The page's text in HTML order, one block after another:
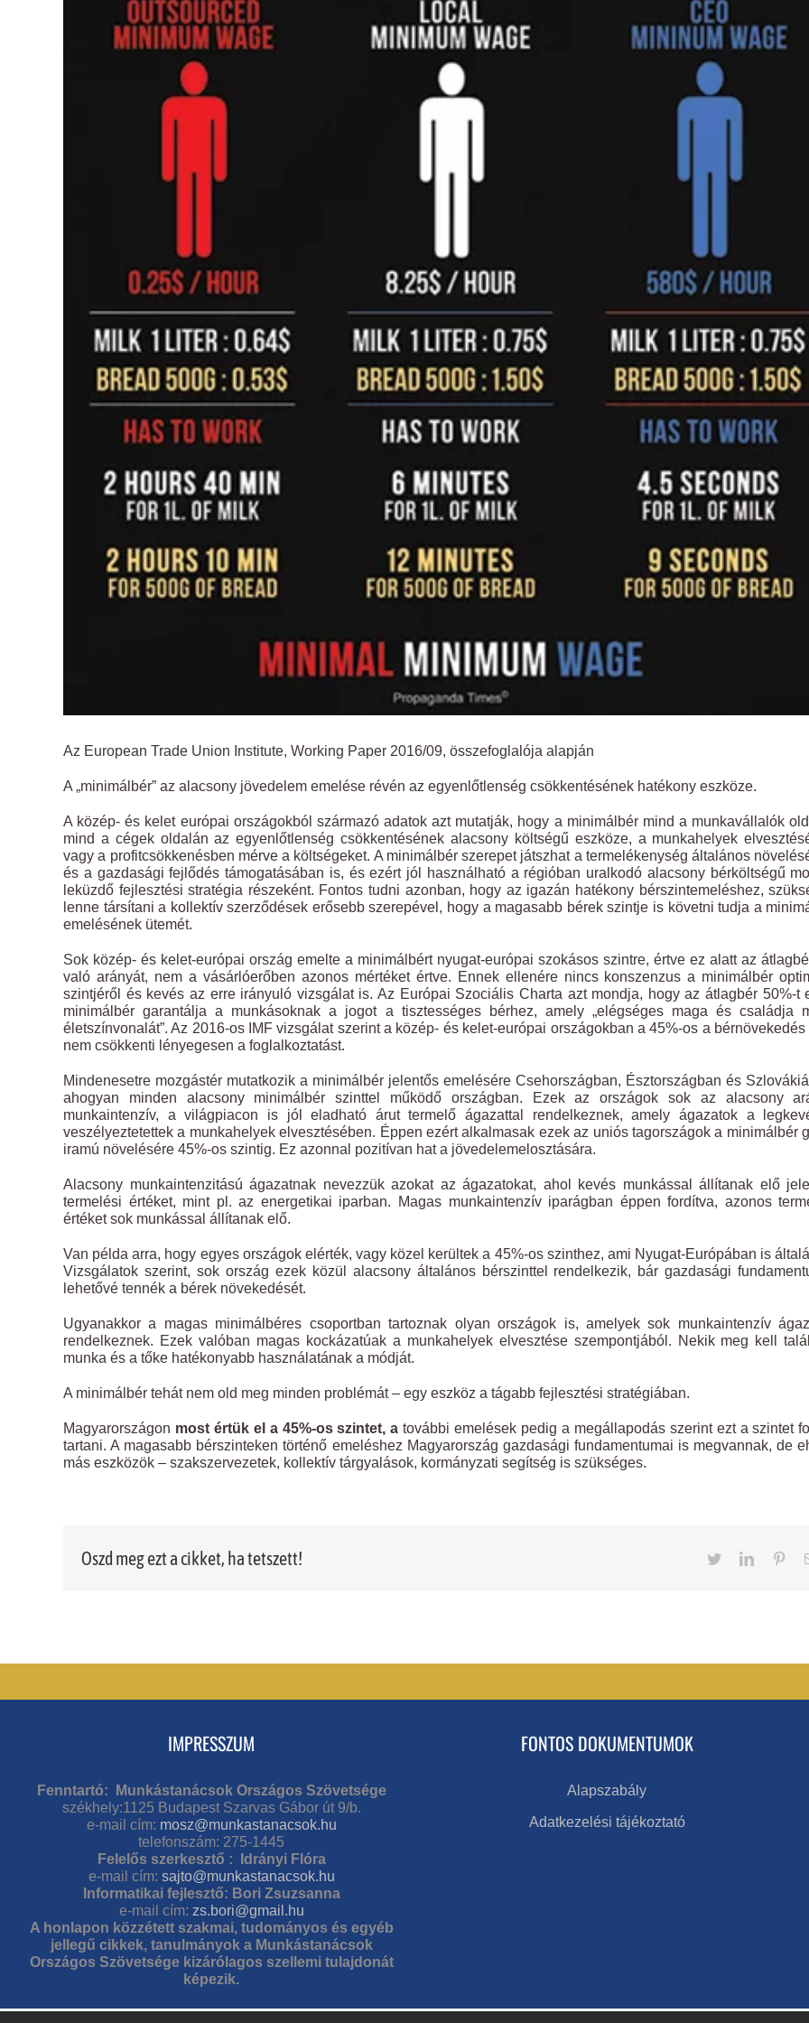
Az European Trade Union Institute, Working Paper 2016/09, összefoglalója alapján
A „minimálbér” az alacsony jövedelem emelése révén az egyenlőtlenség csökkentésének hatékony eszköze.
A közép- és kelet európai országokból származó adatok azt mutatják, hogy a minimálbér mind a munkavállalók
mind a cégek oldalán az egyenlőtlenség csökkentésének alacsony költségű eszköze, a munkahelyek
vagy a profitcsökkenésben mérve a költségeket. A minimálbér szerepet játszhat a termelékenység általános
és a gazdasági fejlődés támogatásában is, és ezért jól használható a régióban uralkodó alacsony bérköltségű
leküzdő fejlesztési stratégia részeként. Fontos tudni azonban, hogy az igazán hatékony bérszintemeléshez,
lenne társítani a kollektív szerződések erősebb szerepével, hogy a magasabb bérek szintje is követni tudja a
emelésének ütemét.
Sok közép- és kelet-európai ország emelte a minimálbért nyugat-európai szokásos szintre, értve ez alatt az
való arányát, nem a vásárlóerőben azonos mértéket értve. Ennek ellenére nincs konszenzus a minimálbér
szintjéről és kevés az erre irányuló vizsgálat is. Az Európai Szociális Charta azt mondja, hogy az átlagbér 50%-t
minimálbér garantálja a munkásoknak a jogot a tisztességes bérhez, amely „elégséges maga és családja
életszínvonalát”. Az 2016-os IMF vizsgálat szerint a közép- és kelet-európai országokban a 45%-os a bérnövekedés
nem csökkenti lényegesen a foglalkoztatást.
Mindenesetre mozgástér mutatkozik a minimálbér jelentős emelésére Csehországban, Észtországban és
ahogyan minden alacsony minimálbér szinttel működő országban. Ezek az országok sok az alacsony
munkaintenzív, a világpiacon is jól eladható árut termelő ágazattal rendelkeznek, amely ágazatok a
veszélyeztetettek a munkahelyek elvesztésében. Éppen ezért alkalmasak ezek az uniós tagországok a minimálbér
iramú növelésére 45%-os szintig. Ez azonnal pozitívan hat a jövedelemelosztására.
Alacsony munkaintenzitású ágazatnak nevezzük azokat az ágazatokat, ahol kevés munkással állítanak elő
termelési értéket, mint pl. az energetikai iparban. Magas munkaintenzív iparágban éppen fordítva, azonos
értéket sok munkással állítanak elő.
Van példa arra, hogy egyes országok elérték, vagy közel kerültek a 45%-os szinthez, ami Nyugat-Európában is
Vizsgálatok szerint, sok ország ezek közül alacsony általános bérszinttel rendelkezik, bár gazdasági
lehetővé tennék a bérek növekedését.
Ugyanakkor a magas minimálbéres csoportban tartoznak olyan országok is, amelyek sok munkaintenzív
rendelkeznek. Ezek valóban magas kockázatúak a munkahelyek elvesztése szempontjából. Nekik meg kell
munka és a tőke hatékonyabb használatának a módját.
A minimálbér tehát nem old meg minden problémát – egy eszköz a tágabb fejlesztési stratégiában.
Magyarországon most értük el a 45%-os szintet, a további emelések pedig a megállapodás szerint ezt a szintet
tartani. A magasabb bérszinteken történő emeléshez Magyarország gazdasági fundamentumai is megvannak, de
más eszközök – szakszervezetek, kollektív tárgyalások, kormányzati segítség is szükséges.
Oszd meg ezt a cikket, ha tetszett! TwitterLinkedIn
IMPRESSZUM
Fenntartó: Munkástanácsok Országos Szövetsége
székhely:1125 Budapest Szarvas Gábor út 9/b.
e-mail cím: mosz@munkastanacsok.hu
telefonszám: 275-1445
Felelős szerkesztő : Idrányi Flóra
e-mail cím: sajto@munkastanacsok.hu
Informatikai fejlesztő: Bori Zsuzsanna
e-mail cím: zs.bori@gmail.hu
A honlapon közzétett szakmai, tudományos és egyéb
jellegű cikkek, tanulmányok a Munkástanácsok
Országos Szövetsége kizárólagos szellemi tulajdonát
képezik.
FONTOS DOKUMENTUMOK
Alapszabály
Adatkezelési tájékoztató